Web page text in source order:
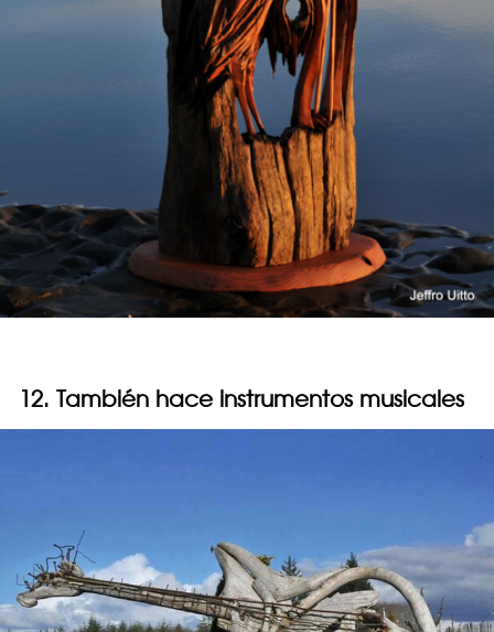
12. También hace instrumentos musicales